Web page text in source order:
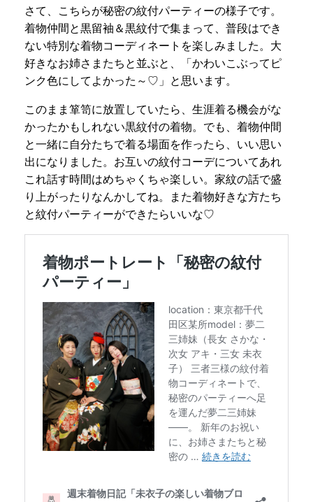
さて、こちらが秘密の紋付パーティーの様子です。
着物仲間と黒留袖＆黒紋付で集まって、普段はでき
ない特別な着物コーディネートを楽しみました。大
好きなお姉さまたちと並ぶと、「かわいこぶってピ
ンク色にしてよかった～♡」と思います。
このまま箪笥に放置していたら、生涯着る機会がな
かったかもしれない黒紋付の着物。でも、着物仲間
と一緒に自分たちで着る場面を作ったら、いい思い
出になりました。お互いの紋付コーデについてあれ
これ話す時間はめちゃくちゃ楽しい。家紋の話で盛
り上がったりなんかしてね。また着物好きな方たち
と紋付パーティーができたらいいな♡